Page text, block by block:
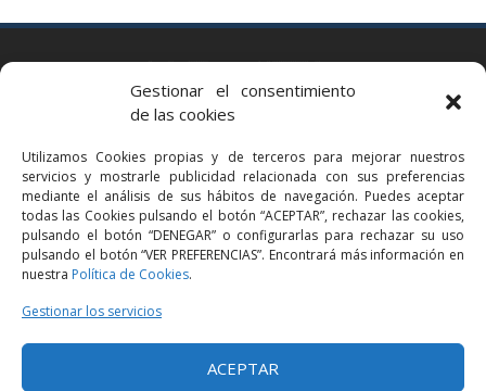
Gestionar el consentimiento
de las cookies
Utilizamos Cookies propias y de terceros para mejorar nuestros
servicios y mostrarle publicidad relacionada con sus preferencias
mediante el análisis de sus hábitos de navegación. Puedes aceptar
todas las Cookies pulsando el botón “ACEPTAR”, rechazar las cookies,
pulsando el botón “DENEGAR” o configurarlas para rechazar su uso
pulsando el botón “VER PREFERENCIAS”. Encontrará más información en
nuestra Política de Cookies.
Gestionar los servicios
ACEPTAR
Via Augusta 2 bis, 3º, 08006 Barcelona
bcn@bellavistalegal.eu
GRANOLLERS
C/ Sant Jaume, 16 1r, 08401 Granollers (Bcn)
+34 93 860 39 60
grn@bellavistalegal.eu
MADRID
C/ Serrano 114, 2º izq. 28006 Madrid.
+34 91 431 98 21 | +34 91 431 98 95